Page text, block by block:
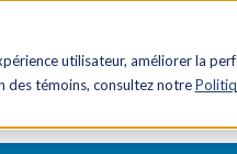
utilisateur, améliorer la
des témoins, consultez notre